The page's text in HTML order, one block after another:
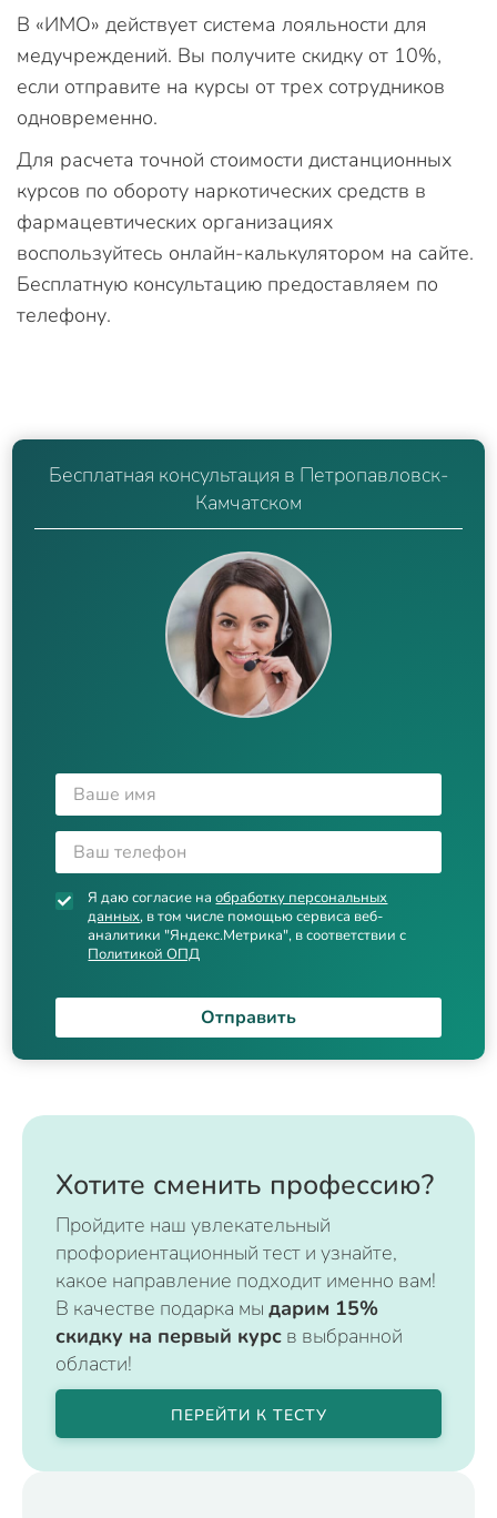
В «ИМО» действует система лояльности для
медучреждений. Вы получите скидку от 10%,
если отправите на курсы от трех сотрудников
одновременно.
Для расчета точной стоимости дистанционных
курсов по обороту наркотических средств в
фармацевтических организациях
воспользуйтесь онлайн-калькулятором на сайте.
Бесплатную консультацию предоставляем по
телефону.
Бесплатная консультация в Петропавловск-
Камчатском
Я даю согласие наобработку персональных
данных, в том числе помощью сервиса веб-
аналитики "Яндекс.Метрика", в соответствии с
Политикой ОПД
Отправить
Хотите сменить профессию?
Пройдите наш увлекательный
профориентационный тест и узнайте,
какое направление подходит именно вам!
В качестве подарка мы дарим 15%
скидку на первый курс в выбранной
области!
ПЕРЕЙТИ К ТЕСТУ